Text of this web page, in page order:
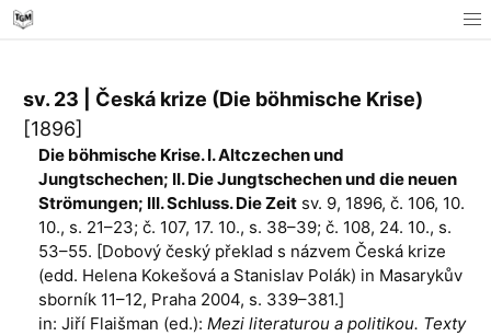
sv. 23 | Česká krize (Die böhmische Krise)
[1896]
Die böhmische Krise. I. Altczechen und
Jungtschechen; II. Die Jungtschechen und die neuen
Strömungen; III. Schluss. Die Zeit sv. 9, 1896, č. 106, 10.
10., s. 21–23; č. 107, 17. 10., s. 38–39; č. 108, 24. 10., s.
53–55. [Dobový český překlad s názvem Česká krize
(edd. Helena Kokešová a Stanislav Polák) in Masa­rykův
sborník 11–12, Praha 2004, s. 339–381.]
in: Jiří Flaišman (ed.): Mezi literaturou a politikou. Texty